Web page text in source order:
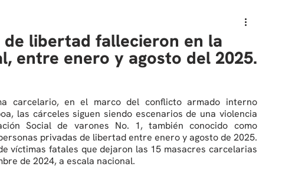
libertad fallecieron en la
entre enero y agosto del 2025.
carcelario, en el marco del conflicto armado interno
las cárceles siguen siendo escenarios de una violencia
Social de varones No. 1, también conocido como
privadas de libertad entre enero y agosto de 2025.
víctimas fatales que dejaron las 15 masacres carcelarias
de 2024, a escala nacional.